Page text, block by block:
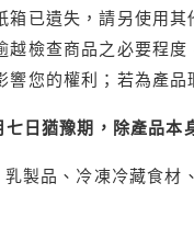
已遺失，請另使用
檢查商品之必要程
您的權利；若為產
日猶豫期，除產品本
製品、冷凍冷藏食材